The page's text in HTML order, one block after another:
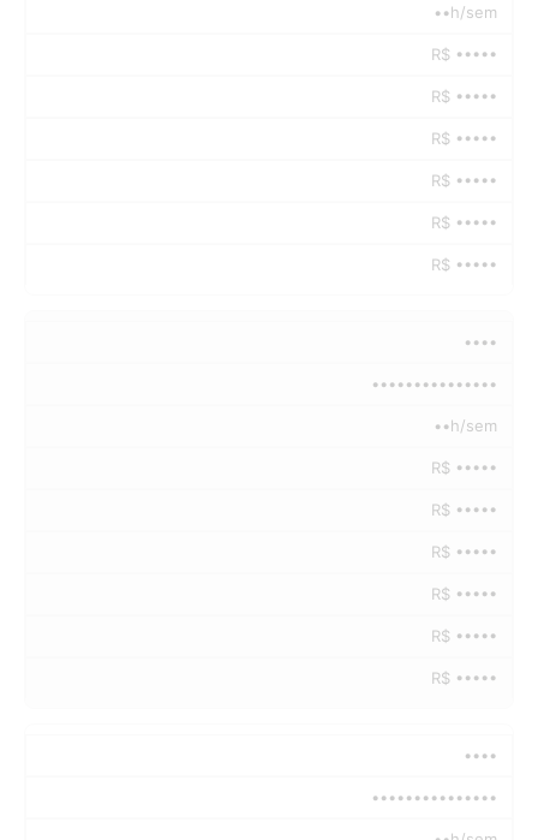
••h/sem
R$ •••••
R$ •••••
R$ •••••
R$ •••••
R$ •••••
R$ •••••
••••
•••••••••••••••
••h/sem
R$ •••••
R$ •••••
R$ •••••
R$ •••••
R$ •••••
R$ •••••
••••
•••••••••••••••